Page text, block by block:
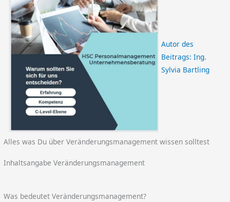
Autor des
Beitrags: Ing.
Sylvia Bartling
Alles was Du über Veränderungsmanagement wissen solltest
Inhaltsangabe Veränderungsmanagement
Was bedeutet Veränderungsmanagement?